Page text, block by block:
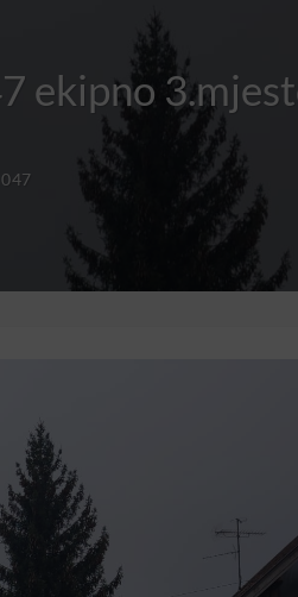
ekipno